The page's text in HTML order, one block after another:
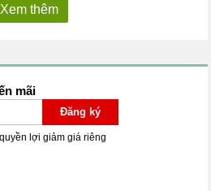
Xem thêm
mãi
Đăng ký
lợi giảm giá riêng